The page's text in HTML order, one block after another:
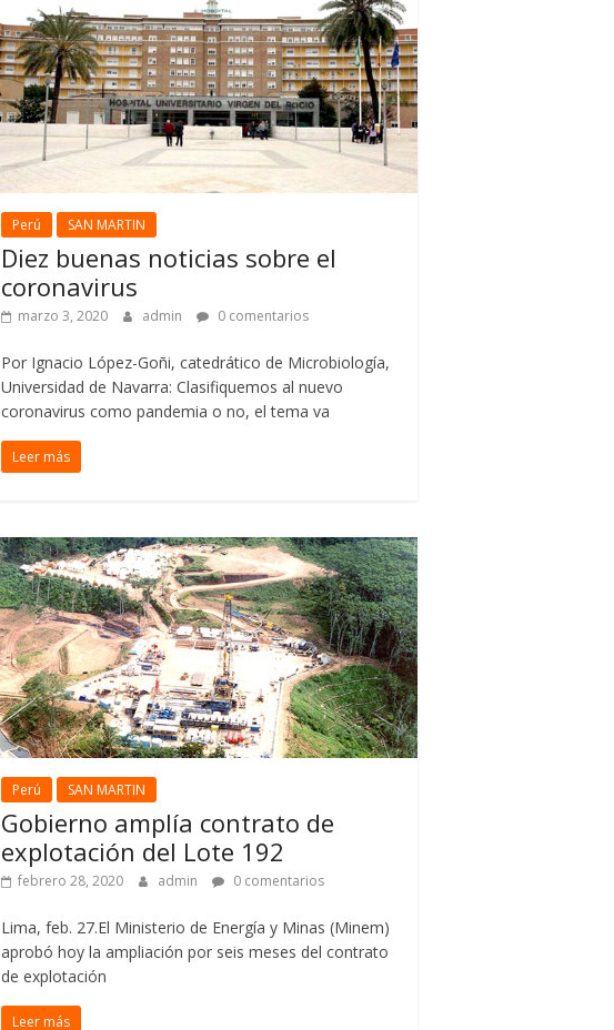
Perú SAN MARTIN
Diez buenas noticias sobre el
coronavirus
marzo 3, 2020 admin 0 comentarios
Por Ignacio López-Goñi, catedrático de Microbiología,
Universidad de Navarra: Clasifiquemos al nuevo
coronavirus como pandemia o no, el tema va
Leer más
Perú SAN MARTIN
Gobierno amplía contrato de
explotación del Lote 192
febrero 28, 2020 admin 0 comentarios
Lima, feb. 27.El Ministerio de Energía y Minas (Minem)
aprobó hoy la ampliación por seis meses del contrato
de explotación
Leer más